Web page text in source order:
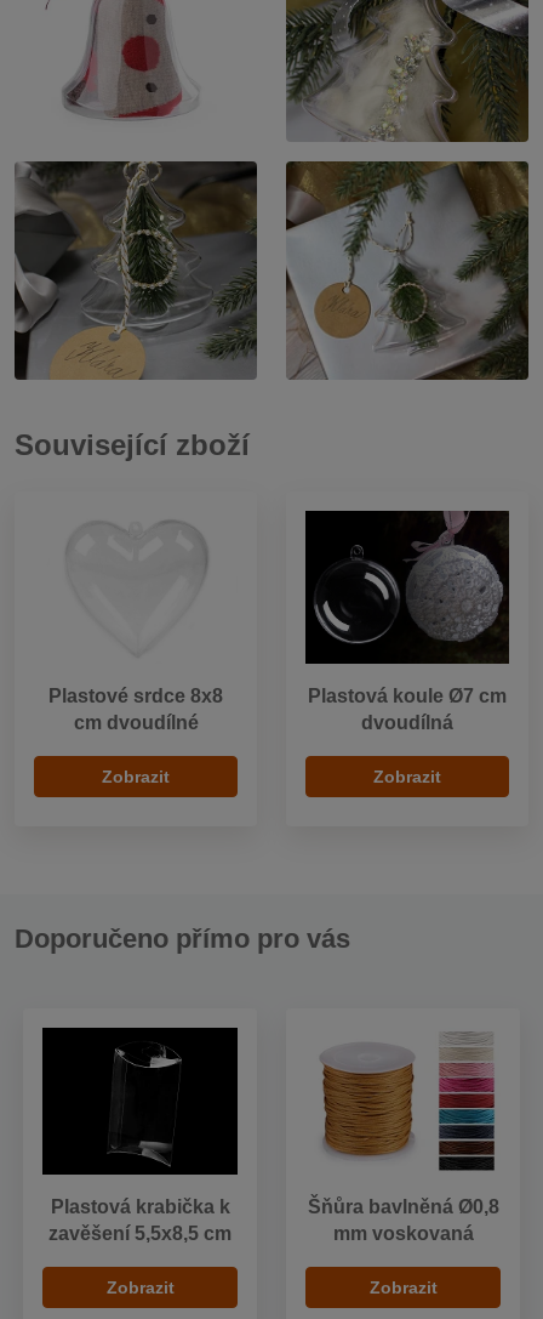
Související zboží
Plastové srdce 8x8
cm dvoudílné
Zobrazit
Plastová koule Ø7 cm
dvoudílná
Zobrazit
Doporučeno přímo pro vás
Plastová krabička k
zavěšení 5,5x8,5 cm
Zobrazit
Šňůra bavlněná Ø0,8
mm voskovaná
Zobrazit